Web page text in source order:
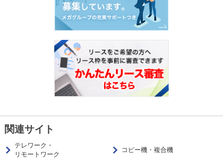
関連サイト
テレワーク・
リモートワーク
コピー機・複合機